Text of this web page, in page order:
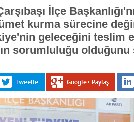
İlçe
kurma sürecine
geleceğini teslim
sorumluluğu